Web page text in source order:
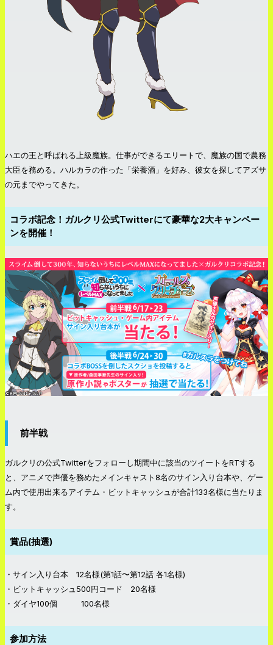
ハエの王と呼ばれる上級魔族。仕事ができるエリートで、魔族の国で農務
大臣を務める。ハルカラの作った「栄養酒」を好み、彼女を探してアズサ
の元までやってきた。
コラボ記念！ガルクリ公式Twitterにて豪華な2大キャンペー
ンを開催！
前半戦
ガルクリの公式Twitterをフォローし期間中に該当のツイートをRTする
と、アニメで声優を務めたメインキャスト8名のサイン入り台本や、ゲー
ム内で使用出来るアイテム・ビットキャッシュが合計133名様に当たりま
す。
賞品(抽選)
・サイン入り台本 12名様(第1話〜第12話 各1名様)
・ビットキャッシュ500円コード 20名様
・ダイヤ100個 100名様
参加方法